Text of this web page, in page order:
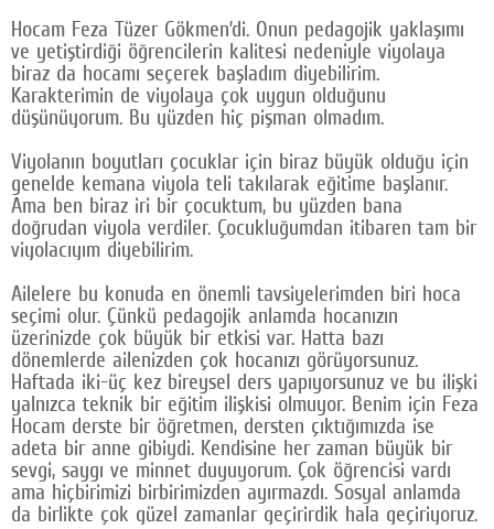
Hocam Feza Tüzer Gökmen’di. Onun pedagojik yaklaşımı
ve yetiştirdiği öğrencilerin kalitesi nedeniyle viyolaya
biraz da hocamı seçerek başladım diyebilirim.
Karakterimin de viyolaya çok uygun olduğunu
düşünüyorum. Bu yüzden hiç pişman olmadım.
Viyolanın boyutları çocuklar için biraz büyük olduğu için
genelde kemana viyola teli takılarak eğitime başlanır.
Ama ben biraz iri bir çocuktum, bu yüzden bana
doğrudan viyola verdiler. Çocukluğumdan itibaren tam bir
viyolacıyım diyebilirim.
Ailelere bu konuda en önemli tavsiyelerimden biri hoca
seçimi olur. Çünkü pedagojik anlamda hocanızın
üzerinizde çok büyük bir etkisi var. Hatta bazı
dönemlerde ailenizden çok hocanızı görüyorsunuz.
Haftada iki-üç kez bireysel ders yapıyorsunuz ve bu ilişki
yalnızca teknik bir eğitim ilişkisi olmuyor. Benim için Feza
Hocam derste bir öğretmen, dersten çıktığımızda ise
adeta bir anne gibiydi. Kendisine her zaman büyük bir
sevgi, saygı ve minnet duyuyorum. Çok öğrencisi vardı
ama hiçbirimizi birbirimizden ayırmazdı. Sosyal anlamda
da birlikte çok güzel zamanlar geçirirdik hala geçiriyoruz.